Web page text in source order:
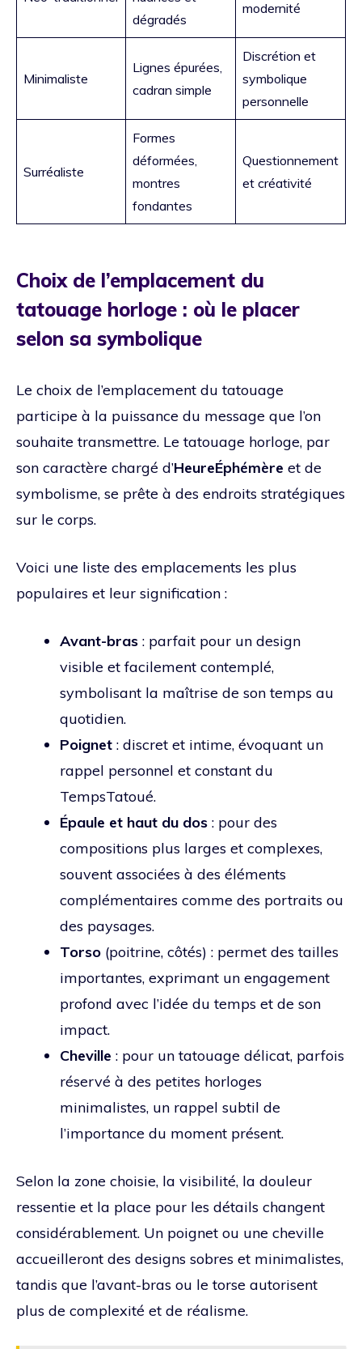
dégradés
modernité
Minimaliste
Lignes épurées,
cadran simple
Discrétion et
symbolique
personnelle
Surréaliste
Formes
déformées,
montres
fondantes
Questionnement
et créativité
Choix de l’emplacement du
tatouage horloge : où le placer
selon sa symbolique
Le choix de l’emplacement du tatouage
participe à la puissance du message que l’on
souhaite transmettre. Le tatouage horloge, par
son caractère chargé d’HeureÉphémère et de
symbolisme, se prête à des endroits stratégiques
sur le corps.
Voici une liste des emplacements les plus
populaires et leur signification :
Avant-bras : parfait pour un design
visible et facilement contemplé,
symbolisant la maîtrise de son temps au
quotidien.
Poignet : discret et intime, évoquant un
rappel personnel et constant du
TempsTatoué.
Épaule et haut du dos : pour des
compositions plus larges et complexes,
souvent associées à des éléments
complémentaires comme des portraits ou
des paysages.
Torso (poitrine, côtés) : permet des tailles
importantes, exprimant un engagement
profond avec l’idée du temps et de son
impact.
Cheville : pour un tatouage délicat, parfois
réservé à des petites horloges
minimalistes, un rappel subtil de
l’importance du moment présent.
Selon la zone choisie, la visibilité, la douleur
ressentie et la place pour les détails changent
considérablement. Un poignet ou une cheville
accueilleront des designs sobres et minimalistes,
tandis que l’avant-bras ou le torse autorisent
plus de complexité et de réalisme.